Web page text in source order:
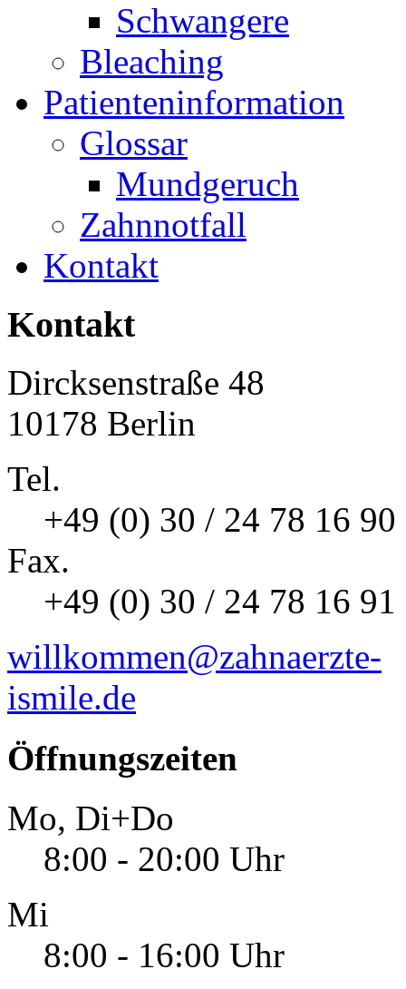
Schwangere
Bleaching
Patienteninformation
Glossar
Mundgeruch
Zahnnotfall
Kontakt
Kontakt
Dircksenstraße 48
10178 Berlin
Tel.
+49 (0) 30 / 24 78 16 90
Fax.
+49 (0) 30 / 24 78 16 91
willkommen@zahnaerzte-
ismile.de
Öffnungszeiten
Mo, Di+Do
8:00 - 20:00 Uhr
Mi
8:00 - 16:00 Uhr